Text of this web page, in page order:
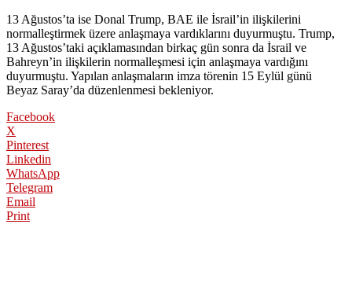
13 Ağustos’ta ise Donal Trump, BAE ile İsrail’in ilişkilerini
normalleştirmek üzere anlaşmaya vardıklarını duyurmuştu. Trump,
13 Ağustos’taki açıklamasından birkaç gün sonra da İsrail ve
Bahreyn’in ilişkilerin normalleşmesi için anlaşmaya vardığını
duyurmuştu. Yapılan anlaşmaların imza törenin 15 Eylül günü
Beyaz Saray’da düzenlenmesi bekleniyor.
Facebook
X
Pinterest
Linkedin
WhatsApp
Telegram
Email
Print